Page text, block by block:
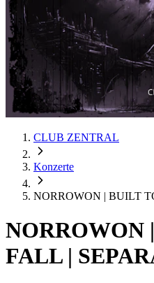
CLUB ZENTRAL
Konzerte
NORROWON | BUILT
NORROWON
FALL |